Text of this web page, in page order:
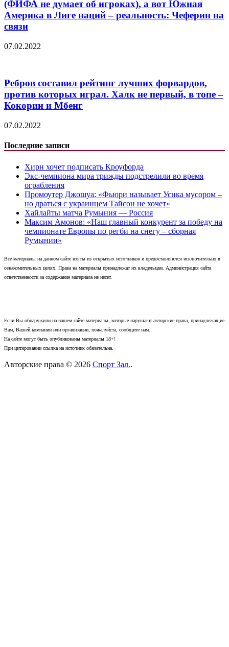
(ФИФА не думает об игроках), а вот Южная
Америка в Лиге наций – реальность: Чеферин на
связи
07.02.2022
Ребров составил рейтинг лучших форвардов,
против которых играл. Халк не первый, в топе –
Кокорин и Мбенг
07.02.2022
Последние записи
Хирн хочет подписать Кроуфорда
Экс-чемпиона мира трижды подстрелили во время
ограбления
Промоутер Джошуа: «Фьюри называет Усика мусором –
но драться с украинцем Тайсон не хочет»
Хайлайты матча Румыния — Россия
Максим Амонов: «Наш главный конкурент за победу на
чемпионате Европы по регби на снегу – сборная
Румынии»
Все материалы на данном сайте взяты из открытых источников и предоставляются исключительно в
ознакомительных целях. Права на материалы принадлежат их владельцам. Администрация сайта
ответственности за содержание материала не несет.
Если Вы обнаружили на нашем сайте материалы, которые нарушают авторские права, принадлежащие
Вам, Вашей компании или организации, пожалуйста, сообщите нам.
На сайте могут быть опубликованы материалы 18+!
При цитировании ссылка на источник обязательна.
Авторские права © 2026 Спорт Зал..